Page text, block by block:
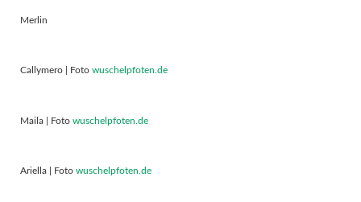
Merlin
Callymero | Foto wuschelpfoten.de
Maila | Foto wuschelpfoten.de
Ariella | Foto wuschelpfoten.de